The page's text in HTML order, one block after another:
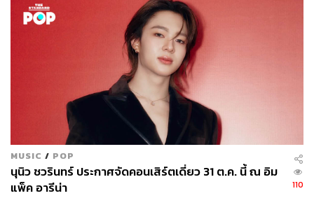
MUSIC / POP
นุนิว ชวรินทร์ ประกาศจัดคอนเสิร์ตเดี่ยว 31 ต.ค. นี้ ณ อิม
แพ็ค อารีน่า
110